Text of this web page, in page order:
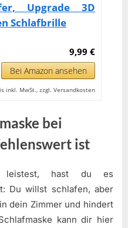
Upgrade 3D
Schlafbrille
9,99 €
Bei Amazon ansehen
inkl. MwSt., zzgl. Versandkosten
bei
ist
leistest, hast du es
Du willst schlafen, aber
dein Zimmer und hindert
kann dir hier